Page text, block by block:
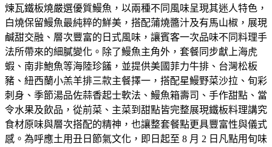
煉瓦鐵板燒嚴選優質鰻魚，以兩種不同風味呈現其迷人特色，
白燒保留鰻魚最純粹的鮮美，搭配蒲燒醬汁及有馬山椒，展現
鹹甜交融、層次豐富的日式風味，讓賓客一次品味不同料理手
法所帶來的細膩變化。除了鰻魚主角外，套餐同步獻上海虎
蝦、南非鮑魚等海陸珍饈，並提供美國菲力牛排、台灣松板
豬、紐西蘭小羔羊排三款主餐擇一，搭配星鰻野菜沙拉、旬彩
刺身、季節湯品佐蒜香起士軟法、鰻魚箱壽司、手作甜點、當
令水果及飲品，從前菜、主菜到甜點皆完整展現鐵板料理講究
食材原味與層次搭配的精神，也讓整套餐點更具豐富性與儀式
感。為呼應土用丑日節氣文化，即日起至 8 月 2 日凡點用旬味